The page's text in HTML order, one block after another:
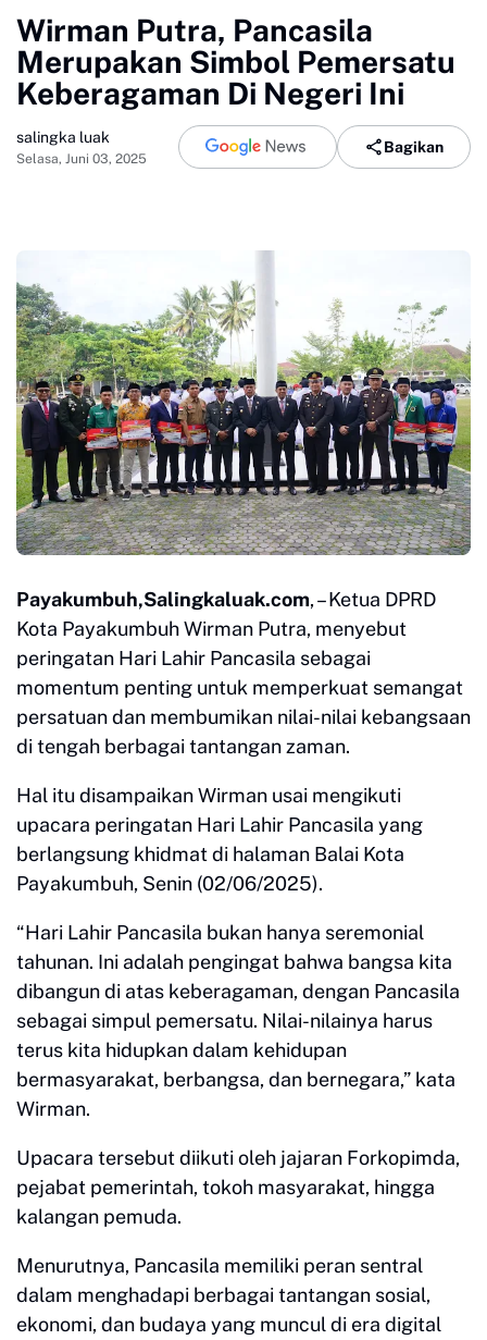
Wirman Putra, Pancasila
Merupakan Simbol Pemersatu
Keberagaman Di Negeri Ini
salingka luak
Selasa, Juni 03, 2025
Bagikan
Payakumbuh,Salingkaluak.com, – Ketua DPRD
Kota Payakumbuh Wirman Putra, menyebut
peringatan Hari Lahir Pancasila sebagai
momentum penting untuk memperkuat semangat
persatuan dan membumikan nilai-nilai kebangsaan
di tengah berbagai tantangan zaman.
Hal itu disampaikan Wirman usai mengikuti
upacara peringatan Hari Lahir Pancasila yang
berlangsung khidmat di halaman Balai Kota
Payakumbuh, Senin (02/06/2025).
“Hari Lahir Pancasila bukan hanya seremonial
tahunan. Ini adalah pengingat bahwa bangsa kita
dibangun di atas keberagaman, dengan Pancasila
sebagai simpul pemersatu. Nilai-nilainya harus
terus kita hidupkan dalam kehidupan
bermasyarakat, berbangsa, dan bernegara,” kata
Wirman.
Upacara tersebut diikuti oleh jajaran Forkopimda,
pejabat pemerintah, tokoh masyarakat, hingga
kalangan pemuda.
Menurutnya, Pancasila memiliki peran sentral
dalam menghadapi berbagai tantangan sosial,
ekonomi, dan budaya yang muncul di era digital